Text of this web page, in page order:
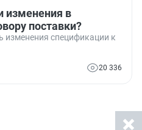
изменения в
поставки?
изменения спецификации к
20 336